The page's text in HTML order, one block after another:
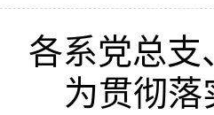
各系党总支
为贯彻落